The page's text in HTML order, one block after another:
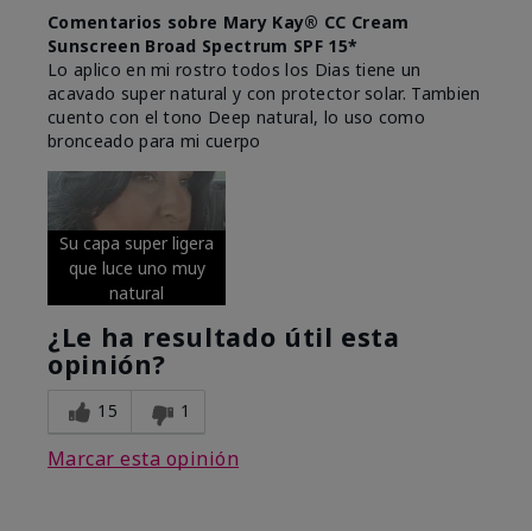
Comentarios sobre Mary Kay® CC Cream
Sunscreen Broad Spectrum SPF 15*
Lo aplico en mi rostro todos los Dias tiene un
acavado super natural y con protector solar. Tambien
cuento con el tono Deep natural, lo uso como
bronceado para mi cuerpo
Su capa super ligera
que luce uno muy
natural
¿Le ha resultado útil esta
opinión?
15 1
Marcar esta opinión